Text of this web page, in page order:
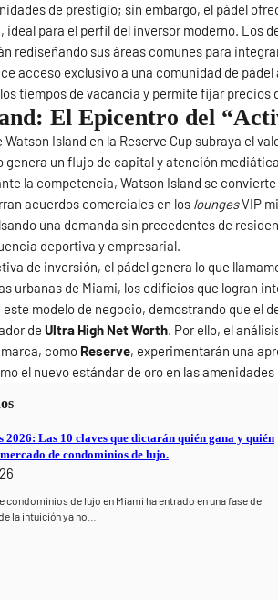
de prestigio; sin embargo, el pádel
ideal para el perfil del inversor moderno. Los
rediseñando sus áreas comunes para
acceso exclusivo a una comunidad de
tiempos de vacancia y permite fijar
El Epicentro del
Watson Island en la Reserve Cup subraya el
genera un flujo de capital y atención
la competencia, Watson Island se
acuerdos comerciales en los loungesVIP
una demanda sin precedentes de
deportiva y empresarial.
de inversión, el pádel genera lo que
urbanas de Miami, los edificios que logran
este modelo de negocio, demostrando que el
deUltra High Net Worth. Por ello, el
como Reserve, experimentarán una
el nuevo estándar de oro en las amenidades
2026: Las 10 claves que dictarán quién gana y quién
de condominios de lujo.
condominios de lujo en Miami ha entrado en una fase de
la intuición ya no…